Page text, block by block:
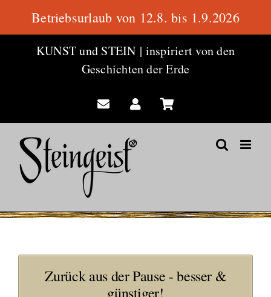
KUNST und STEIN | inspiriert von den
Geschichten der Erde
Zurück aus der Pause - besser &
günstiger!
Betriebsurlaub von 12.8. bis 1.9.2026